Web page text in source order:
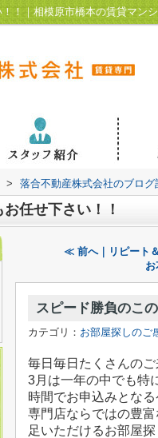
！｜相模原市橋本の賃貸マン
> 落合不動産株式会社のブログ
任せ下さい！！
≪ 前へ｜リピート
スピード勝負のこ
カテゴリ： お部屋探しのご
毎日毎日たくさんの
3月は一年の中でも特
時間でお申込みとな
専門店ならではの豊
足いただけるお部屋